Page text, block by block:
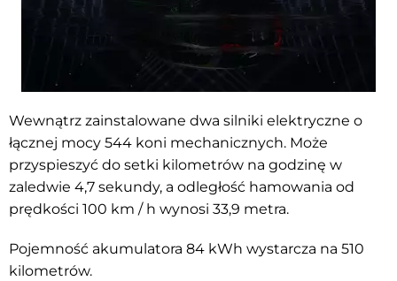
Wewnątrz zainstalowane dwa silniki elektryczne o
łącznej mocy 544 koni mechanicznych. Może
przyspieszyć do setki kilometrów na godzinę w
zaledwie 4,7 sekundy, a odległość hamowania od
prędkości 100 km / h wynosi 33,9 metra.
Pojemność akumulatora 84 kWh wystarcza na 510
kilometrów.